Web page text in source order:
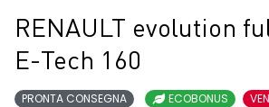
RENAULT evolution
E-Tech 160
PRONTA CONSEGNA ECOBONUS